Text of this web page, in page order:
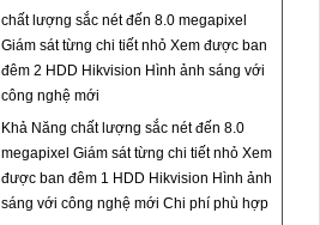
chất lượng sắc nét đến 8.0 megapixel
Giám sát từng chi tiết nhỏ Xem được ban
đêm 2 HDD Hikvision Hình ảnh sáng với
công nghệ mới
Khả Năng chất lượng sắc nét đến 8.0
megapixel Giám sát từng chi tiết nhỏ Xem
được ban đêm 1 HDD Hikvision Hình ảnh
sáng với công nghệ mới Chi phí phù hợp